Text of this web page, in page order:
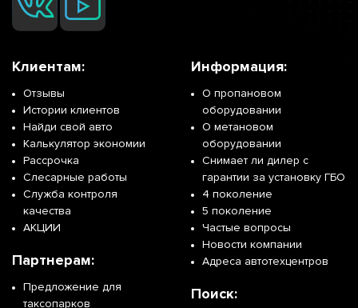
Клиентам:
Отзывы
Истории клиентов
Найди свой авто
Калькулятор экономии
Рассрочка
Слесарные работы
Служба контроля
качества
АКЦИИ
Партнерам:
Предложение для
таксопарков
Информация:
О пропановом
оборудовании
О метановом
оборудовании
Снимает ли дилер с
гарантии за установку ГБО
4 поколение
5 поколение
Частые вопросы
Новости компании
Адреса автотехцентров
Поиск: